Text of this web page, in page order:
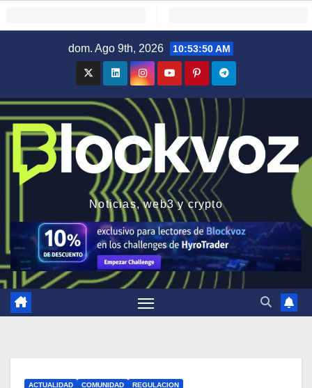
dom. Ago 9th, 2026 10:53:51 AM
Noticias, web3 y crypto
ACTUALIDAD COMUNIDAD REGULACION